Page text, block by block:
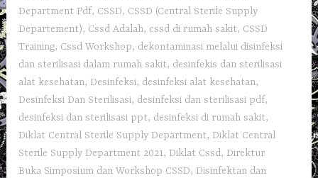
Department Pdf, CSSD, CSSD (Central Sterile Supply
Departement), Cssd Adalah, cssd di rumah sakit, CSSD
Training, Cssd Workshop, dekontaminasi melalui disinfeksi
dan sterilisasi dalam rumah sakit, desinfekis dan sterilisasi
alat kesehatan,Desinfeksi, desinfeksi alat kesehatan,
Desinfeksi Dan Sterilisasi, desinfeksi dan sterilisasi pdf,
desinfeksi dan sterilisasi ppt, desinfeksi di rumah sakit,
Diklat Central Sterile Supply Department,Diklat Central
Sterile Supply Department 2021,Diklat Cssd,Direktur
Buka Simposium dan Workshop CSSD,Disinfektan dan